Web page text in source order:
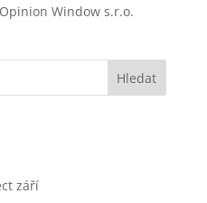
Opinion Window s.r.o.
září